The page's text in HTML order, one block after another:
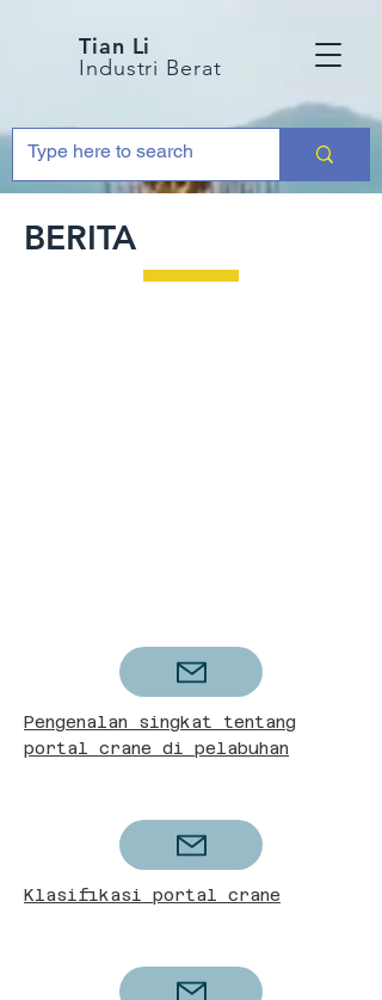
Tian Li
Industri Berat
BERITA
Pengenalan singkat tentang
portal crane di pelabuhan
Klasifikasi portal crane